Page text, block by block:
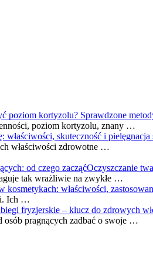
poziom kortyzolu? Sprawdzone
poziom kortyzolu, znany …
właściwości, skuteczność i
właściwości zdrowotne …
Oczyszczanie
tak wrażliwie na zwykłe …
kosmetykach: właściwości,
Ich …
fryzjerskie – klucz do zdrowych
osób pragnących zadbać o swoje …